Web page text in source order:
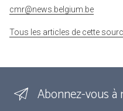
cmr@news.belgium.be
Tous les articles de cette
Abonnez-vous